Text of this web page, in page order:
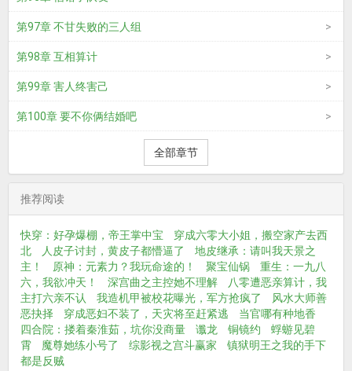
第97章 不甘失败的三人组
第98章 互相算计
第99章 害人终害己
第100章 要不你俩结婚吧
全部章节
推荐阅读
快穿：好孕爆棚，帝王掌中宝
穿成六零大小姐，搬空家产去西
北
人皮子讨封，黄皮子都懵逼了
地皮继承：请叫我天景之
主！
原神：元素力？我玩命途的！ 聚宝仙锅
重生：一九八
六，我欲冲天！
深宫曲之主控她不理解
八零遭恶亲算计，我
主打六亲不认
我造机甲被校花曝光，军方抢疯了
风水大师善
恶抉择
穿成恶妇不装了，天灾将至赶紧逃
当官哪有种地香
四合院：搂着秦淮茹，坑你没商量
谶龙 铜镜约
蜉蝣见碧
霄
魔尊她练小号了 综影视之宫斗赢家
镇狱明王之我的手下
都是反贼